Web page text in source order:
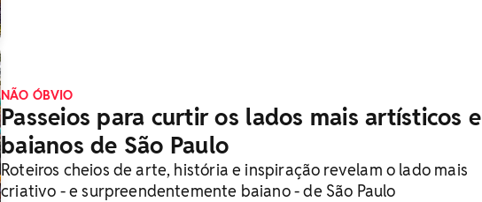
NÃO ÓBVIO
Passeios para curtir os lados mais artísticos e
baianos de São Paulo
Roteiros cheios de arte, história e inspiração revelam o lado mais
criativo - e surpreendentemente baiano - de São Paulo